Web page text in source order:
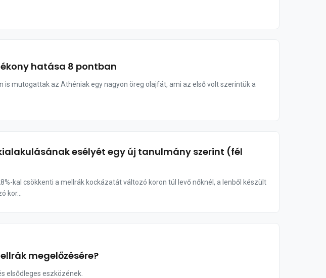
hatása 8 pontban
mutogattak az Athéniak egy nagyon öreg olajfát, ami az első volt szerintük a
esélyét egy új tanulmány szerint (fél
kal csökkenti a mellrák kockázatát változó koron túl levő nőknél, a lenből készült
kor...
megelőzésére?
elsődleges eszközének.